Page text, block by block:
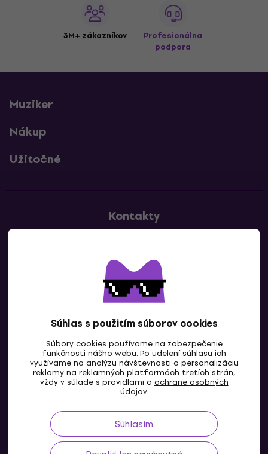
Súhlas s použitím súborov cookies
Súbory cookies používame na zabezpečenie
funkčnosti nášho webu. Po udelení súhlasu ich
využívame na analýzu návštevnosti a personalizáciu
reklamy na reklamných platformách tretích strán,
vždy v súlade s pravidlami o ochrane osobných
údajov.
Súhlasím
3M+ zákazníkov
Profesionálna
podpora
Muziker
Nákup
Užitočné
Kontakty
SK